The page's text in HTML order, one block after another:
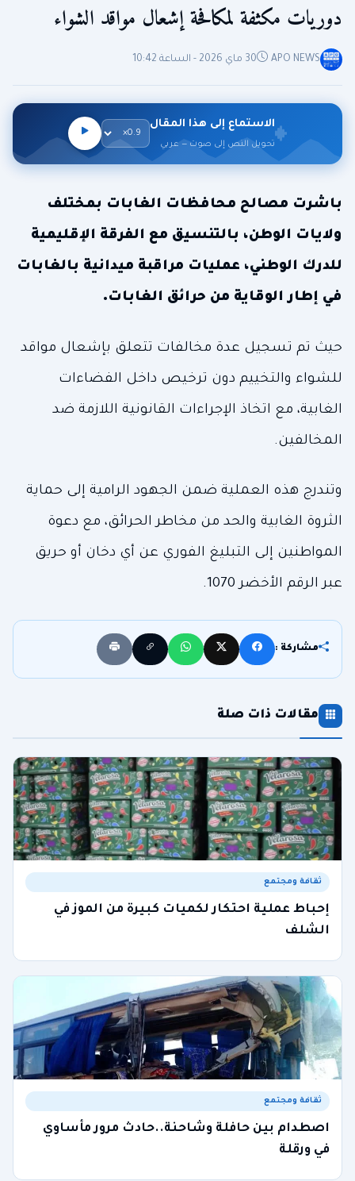
دوريات مكثفة لمكافحة إشعال مواقد الشواء
APO NEWS 30 ماي 2026 - الساعة 10:42
الاستماع إلى هذا المقال
تحويل النص إلى صوت — عربي
باشرت مصالح محافظات الغابات بمختلف
ولايات الوطن، بالتنسيق مع الفرقة الإقليمية
للدرك الوطني، عمليات مراقبة ميدانية بالغابات
في إطار الوقاية من حرائق الغابات.
حيث تم تسجيل عدة مخالفات تتعلق بإشعال مواقد
للشواء والتخييم دون ترخيص داخل الفضاءات
الغابية، مع اتخاذ الإجراءات القانونية اللازمة ضد
المخالفين.
وتندرج هذه العملية ضمن الجهود الرامية إلى حماية
الثروة الغابية والحد من مخاطر الحرائق، مع دعوة
المواطنين إلى التبليغ الفوري عن أي دخان أو حريق
عبر الرقم الأخضر 1070.
مشاركة :
مقالات ذات صلة
ثقافة ومجتمع
إحباط عملية احتكار لكميات كبيرة من الموز في
الشلف
ثقافة ومجتمع
اصطدام بين حافلة وشاحنة..حادث مرور مأساوي
في ورقلة